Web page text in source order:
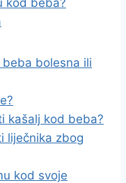
kod beba?
bolesna ili
kašalj kod beba?
liječnika zbog
kod svoje